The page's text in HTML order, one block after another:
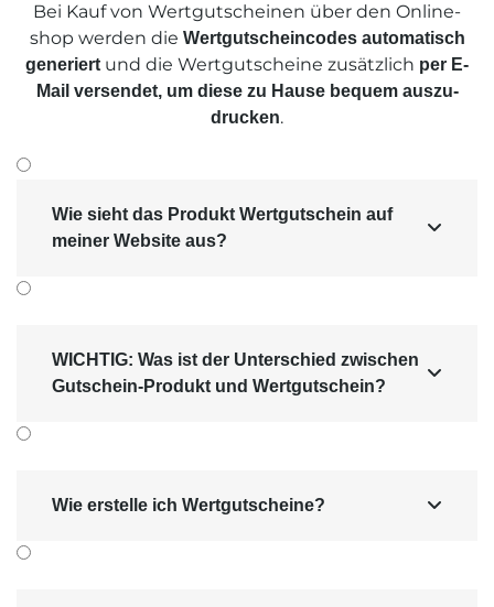
Bei Kauf von Wertgutscheinen über den Online­
shop werden die Wertgutschein­codes automatisch
generiertund die Wertgutscheine zusätzlich per E-
Mail versendet, um diese zu Hause bequem auszu­
drucken.
Wie sieht das Produkt Wertgutschein auf
meiner Website aus?

WICHTIG: Was ist der Unterschied zwischen
Gutschein-Produkt und Wertgutschein?

Wie erstelle ich Wertgutscheine? 